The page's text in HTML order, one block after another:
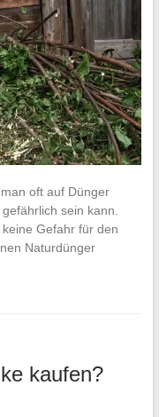
oft auf Dünger
sein kann.
Gefahr für den
Naturdünger
kaufen?